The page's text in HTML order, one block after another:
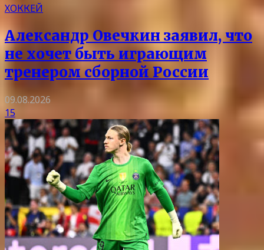
ХОККЕЙ
Александр Овечкин заявил, что
не хочет быть играющим
тренером сборной России
09.08.2026
15